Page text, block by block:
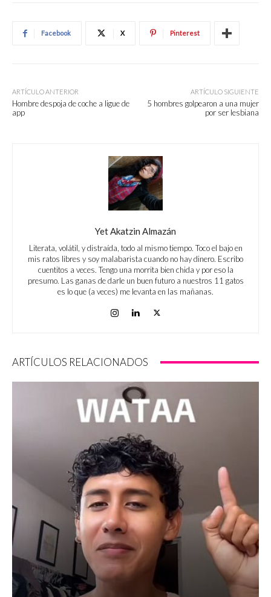
Facebook X Pinterest
ARTÍCULO ANTERIOR
Hombre despoja de coche a ligue de
app
ARTÍCULO SIGUIENTE
5 hombres golpearon a una mujer
por ser lesbiana
Yet Akatzin Almazán
Literata, volátil, y distraída, todo al mismo tiempo. Toco el bajo en
mis ratos libres y soy malabarista cuando no hay dinero. Escribo
cuentitos a veces. Tengo una morrita bien chida y por eso la
presumo. Las ganas de darle un buen futuro a nuestros 11 gatos
es lo que (a veces) me levanta en las mañanas.
ARTÍCULOS RELACIONADOS